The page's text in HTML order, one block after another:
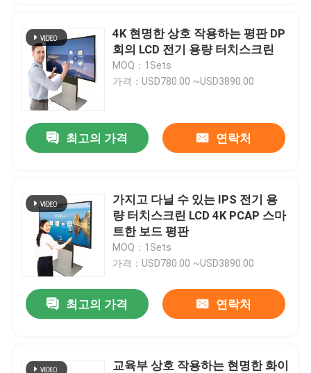
4K 현명한 상호 작용하는 평판 DP
회의 LCD 전기 용량 터치스크린
MOQ：1Sets
가격：USD780.00 ~USD3890.00
최고의 가격 연락처
가지고 다닐 수 있는 IPS 전기 용
량 터치스크린 LCD 4K PCAP 스마
트한 보드 평판
MOQ：1Sets
가격：USD780.00 ~USD3890.00
최고의 가격 연락처
교육부 상호 작용하는 현명한 화이